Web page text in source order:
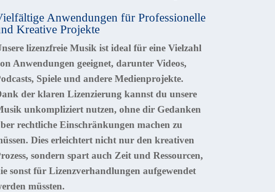
Anwendungen für Professionelle
Kreative Projekte
lizenzfreie Musik ist ideal für eine Vielzahl
Anwendungen geeignet, darunter Videos,
Spiele und andere Medienprojekte.
der klaren Lizenzierung kannst du unsere
unkompliziert nutzen, ohne dir Gedanken
rechtliche Einschränkungen machen zu
Dies erleichtert nicht nur den kreativen
sondern spart auch Zeit und Ressourcen,
sonst für Lizenzverhandlungen aufgewendet
müssten.